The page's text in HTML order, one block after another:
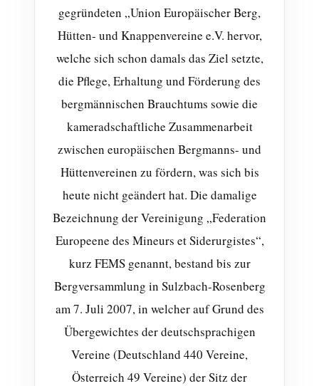
gegründeten „Union Europäischer Berg,
Hütten- und Knappenvereine e.V. hervor,
welche sich schon damals das Ziel setzte,
die Pflege, Erhaltung und Förderung des
bergmännischen Brauchtums sowie die
kameradschaftliche Zusammenarbeit
zwischen europäischen Bergmanns- und
Hüttenvereinen zu fördern, was sich bis
heute nicht geändert hat. Die damalige
Bezeichnung der Vereinigung „Federation
Europeene des Mineurs et Siderurgistes“,
kurz FEMS genannt, bestand bis zur
Bergversammlung in Sulzbach-Rosenberg
am 7. Juli 2007, in welcher auf Grund des
Übergewichtes der deutschsprachigen
Vereine (Deutschland 440 Vereine,
Österreich 49 Vereine) der Sitz der